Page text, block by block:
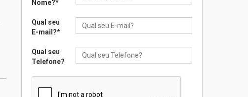
realizará nova edição da
05.08.2026
Seminário discute desafios
das novas tecnologias em
04.08.2026
Nome?*
Qual seu
E-mail?*
Qual seu
Telefone?